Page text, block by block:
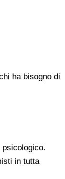
ha bisogno di
psicologico.
in tutta